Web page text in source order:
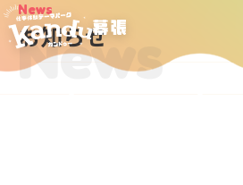
News
News
お知らせ